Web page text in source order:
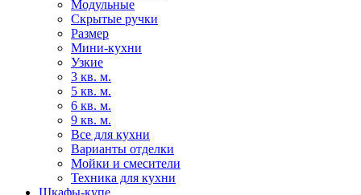
Модульные
Скрытые ручки
Размер
Мини-кухни
Узкие
3 кв. м.
5 кв. м.
6 кв. м.
9 кв. м.
Все для кухни
Варианты отделки
Мойки и смесители
Техника для кухни
Шкафы-купе